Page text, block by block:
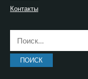
Контакты